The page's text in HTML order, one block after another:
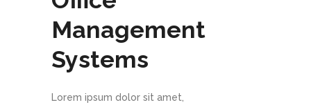
Management
Systems
Lorem ipsum dolor sit amet,